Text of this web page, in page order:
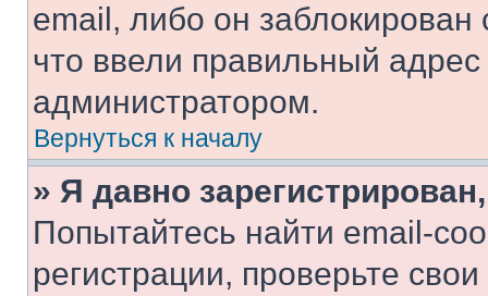
email, либо он
что ввели правильный адрес
администратором.
Вернуться к началу
» Я давно
Попытайтесь найти email-
регистрации, проверьте